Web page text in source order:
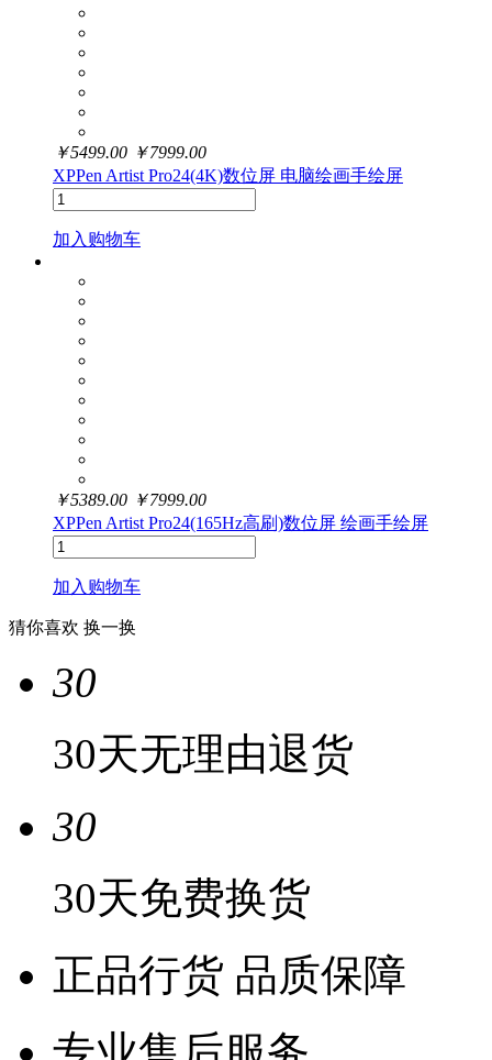
￥5499.00 ￥7999.00
XPPen Artist Pro24(4K)数位屏 电脑绘画手绘屏
加入购物车
￥5389.00 ￥7999.00
XPPen Artist Pro24(165Hz高刷)数位屏 绘画手绘屏
加入购物车
猜你喜欢 换一换
30
30天无理由退货
30
30天免费换货
正品行货 品质保障